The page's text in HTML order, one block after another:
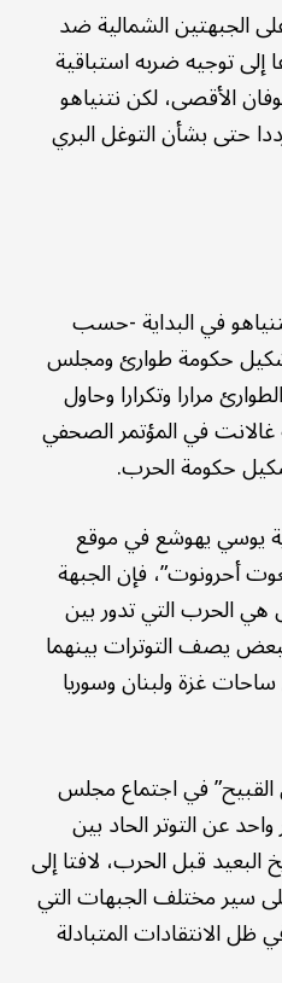
الجبهتين الشمالية ضد
إلى توجيه ضربه استباقية
الأقصى، لكن نتنياهو
حتى بشأن التوغل البري
في البداية -حسب
حكومة طوارئ ومجلس
مرارا وتكرارا وحاول
في المؤتمر الصحفي
حكومة الحرب.
يوسي يهوشع في موقع
أحرونوت”، فإن الجبهة
هي الحرب التي تدور بين
يصف التوترات بينهما
غزة ولبنان وسوريا
القبيح” في اجتماع مجلس
عن التوتر الحاد بين
البعيد قبل الحرب، لافتا إلى
سير مختلف الجبهات التي
الانتقادات المتبادلة